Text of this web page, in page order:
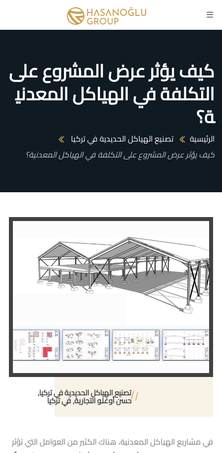
كيف يؤثر عرض المشروع على
التكلفة في الهياكل المعدني
ة؟
الرئيسية
تصنيع الهياكل الحديدية في تركيا
كيف يؤثر عرض المشروع على التكلفة في الهياكل المعدنية؟
تصنيع الهياكل الحديدية في تركيا
حسن أوغلو التجارية في تركيا
في مشاريع الهياكل المعدنية، هناك الكثير من العوامل التي تؤثر